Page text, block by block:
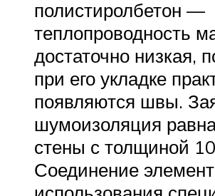
полистиролбетон —
теплопроводность
достаточно низкая,
при его укладке
появляются швы.
шумоизоляция
стены с толщиной
Соединение